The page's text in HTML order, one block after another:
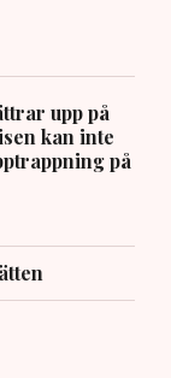
upp på
kan inte
på